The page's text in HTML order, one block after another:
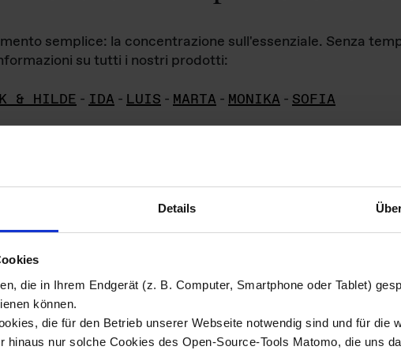
Details
die in Ihrem Endgerät (z. B. Computer, Smartphone oder Tablet)
können.
die für den Betrieb unserer Webseite notwendig sind und für die
hinaus nur solche Cookies des Open-Source-Tools Matomo, die uns
semplice: la concentrazione sull'essenziale. Senza
su tutti i nostri prodotti:
& HILDE - IDA - LUIS - MARTA - MONIKA - SOFIA
di
materiale fotografico sono detenuti daDas ganze Leben